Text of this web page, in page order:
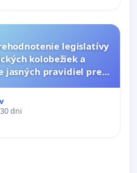
legislatívy
kolobežiek a
jasných pravidiel pre
dni